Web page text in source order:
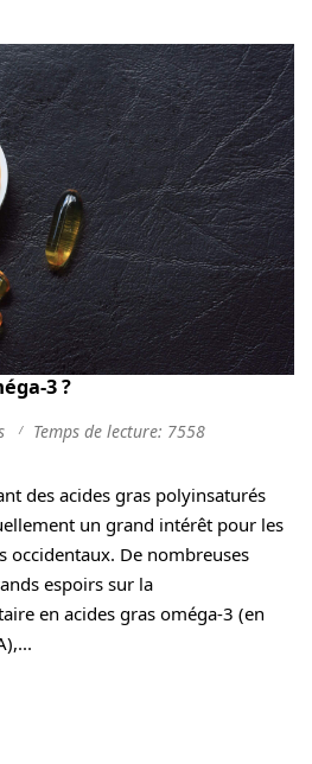
3 ?
Temps de lecture: 7558
des acides gras polyinsaturés
un grand intérêt pour les
occidentaux. De nombreuses
espoirs sur la
en acides gras oméga-3 (en